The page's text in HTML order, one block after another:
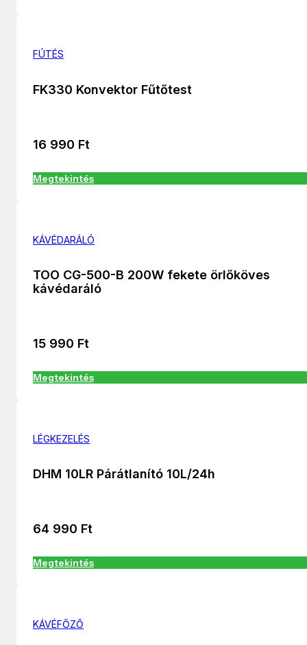
FÚTÉS
FK330 Konvektor Fűtőtest
16 990 Ft
Megtekintés
KÁVÉDARÁLÓ
TOO CG-500-B 200W fekete örlőköves
kávédaráló
15 990 Ft
Megtekintés
LÉGKEZELÉS
DHM 10LR Párátlanító 10L/24h
64 990 Ft
Megtekintés
KÁVÉFŐZŐ